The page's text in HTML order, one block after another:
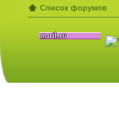
Список форумов